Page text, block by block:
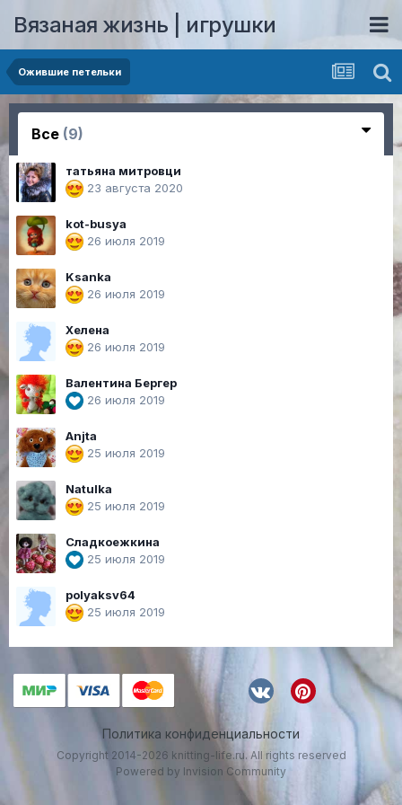
Вязаная жизнь | игрушки
Ожившие петельки
Все (9)
татьяна митровци
23 августа 2020
kot-busya
26 июля 2019
Ksanka
26 июля 2019
Хелена
26 июля 2019
Валентина Бергер
26 июля 2019
Anjta
25 июля 2019
Natulka
25 июля 2019
Сладкоежкина
25 июля 2019
polyaksv64
25 июля 2019
Политика конфиденциальности
Copyright 2014-2026 knitting-life.ru. All rights reserved
Powered by Invision Community